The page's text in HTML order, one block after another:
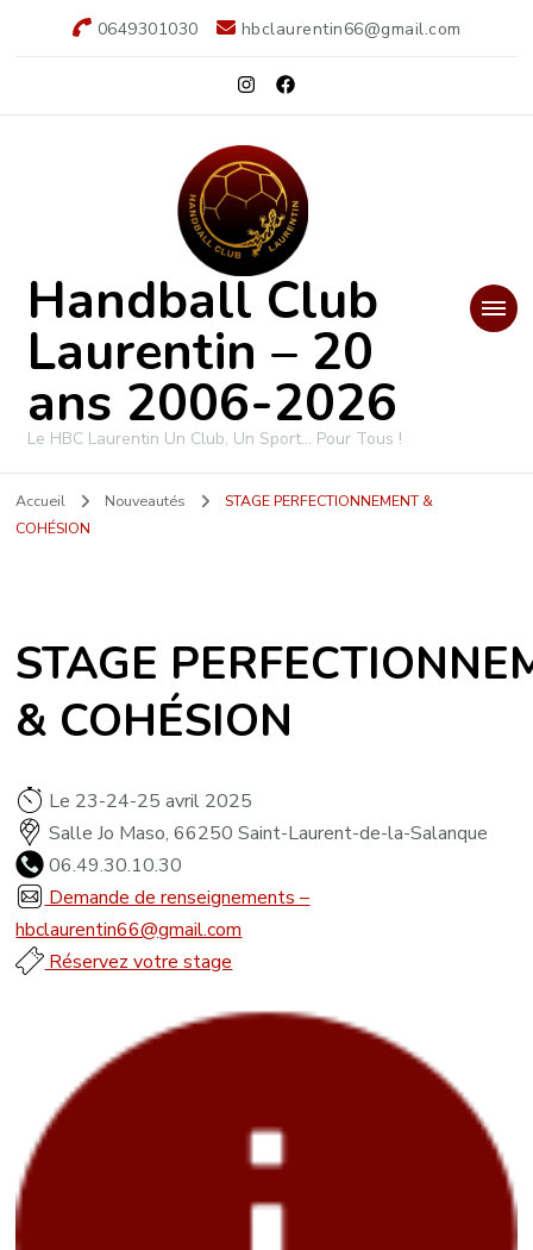
0649301030 hbclaurentin66@gmail.com
Handball Club
Laurentin – 20
ans 2006-2026
Le HBC Laurentin Un Club, Un Sport… Pour Tous !
Accueil Nouveautés
STAGE PERFECTIONNEMENT &
COHÉSION
STAGE
& COHÉSION
Le 23-24-25 avril 2025
Salle Jo Maso, 66250 Saint-Laurent-de-la-Salanque
06.49.30.10.30
Demande de renseignements –
hbclaurentin66@gmail.com
Réservez votre stage